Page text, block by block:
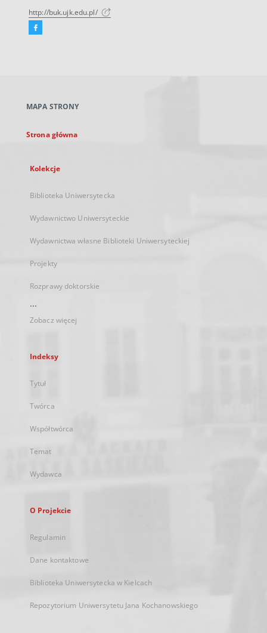
http://buk.ujk.edu.pl/
Facebook
karcie
MAPA STRONY
Strona główna
Kolekcje
Biblioteka Uniwersytecka
Wydawnictwo Uniwersyteckie
Wydawnictwa własne Biblioteki Uniwersyteckiej
Projekty
Rozprawy doktorskie
...
Zobacz więcej
Indeksy
Tytuł
Twórca
Współtwórca
Temat
Wydawca
O Projekcie
Regulamin
Dane kontaktowe
Biblioteka Uniwersytecka w Kielcach
Repozytorium Uniwersytetu Jana Kochanowskiego